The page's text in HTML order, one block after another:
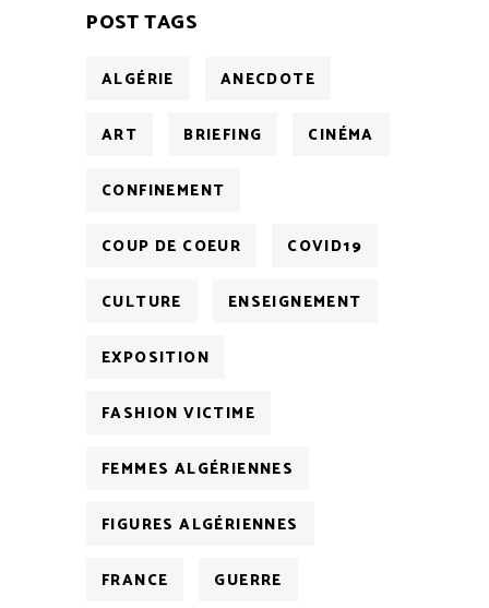
POST TAGS
ALGÉRIE ANECDOTE
ART BRIEFING CINÉMA
CONFINEMENT
COUP DE COEUR COVID19
CULTURE ENSEIGNEMENT
EXPOSITION
FASHION VICTIME
FEMMES ALGÉRIENNES
FIGURES ALGÉRIENNES
FRANCE GUERRE